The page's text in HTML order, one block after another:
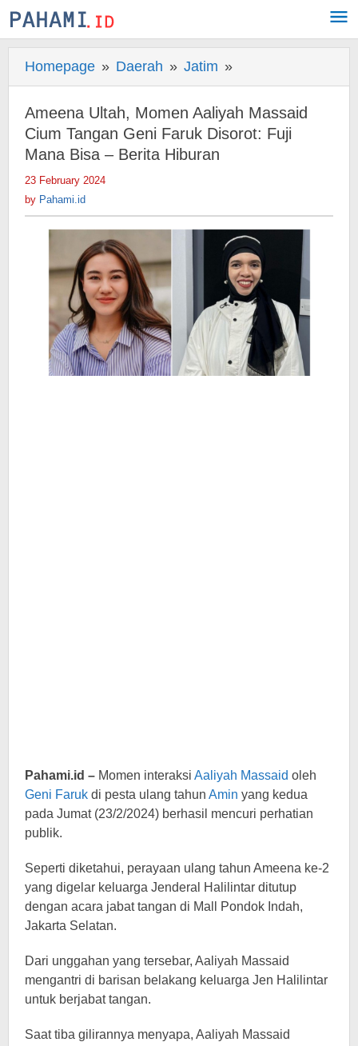
Skip
to
Homepage » Daerah » Jatim »
Ultah,
Momen
Aaliyah
Geni
Faruk
Disorot:
Fuji
Mana
Bisa
Berita
Ameena Ultah, Momen Aaliyah Massaid
Cium Tangan Geni Faruk Disorot: Fuji
Mana Bisa – Berita Hiburan
23 February 2024
by Pahami.id
Pahami.id – Momen interaksi Aaliyah Massaid oleh
Geni Faruk di pesta ulang tahun Amin yang kedua
pada Jumat (23/2/2024) berhasil mencuri perhatian
publik.
Seperti diketahui, perayaan ulang tahun Ameena ke-2
yang digelar keluarga Jenderal Halilintar ditutup
dengan acara jabat tangan di Mall Pondok Indah,
Jakarta Selatan.
Dari unggahan yang tersebar, Aaliyah Massaid
mengantri di barisan belakang keluarga Jen Halilintar
untuk berjabat tangan.
Saat tiba gilirannya menyapa, Aaliyah Massaid